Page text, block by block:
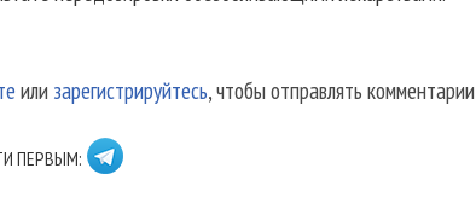
или зарегистрируйтесь, чтобы отправлять комментарии
ПЕРВЫМ: